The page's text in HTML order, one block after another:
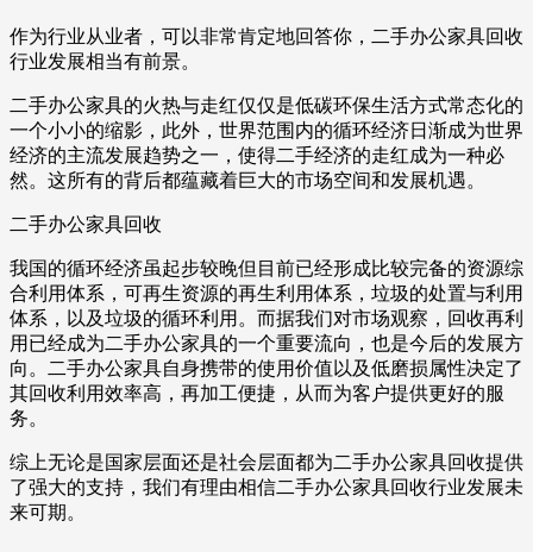
作为行业从业者，可以非常肯定地回答你，二手办公家具回收
行业发展相当有前景。
二手办公家具的火热与走红仅仅是低碳环保生活方式常态化的
一个小小的缩影，此外，世界范围内的循环经济日渐成为世界
经济的主流发展趋势之一，使得二手经济的走红成为一种必
然。这所有的背后都蕴藏着巨大的市场空间和发展机遇。
二手办公家具回收
我国的循环经济虽起步较晚但目前已经形成比较完备的资源综
合利用体系，可再生资源的再生利用体系，垃圾的处置与利用
体系，以及垃圾的循环利用。而据我们对市场观察，回收再利
用已经成为二手办公家具的一个重要流向，也是今后的发展方
向。二手办公家具自身携带的使用价值以及低磨损属性决定了
其回收利用效率高，再加工便捷，从而为客户提供更好的服
务。
综上无论是国家层面还是社会层面都为二手办公家具回收提供
了强大的支持，我们有理由相信二手办公家具回收行业发展未
来可期。